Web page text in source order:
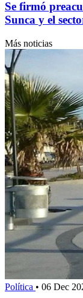
Se firmó
Sunca y el
Más noticias
Política • 06 Dec